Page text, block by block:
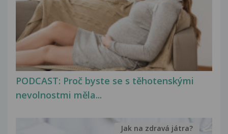
PODCAST: Proč byste se s těhotenskými
nevolnostmi měla...
Jak na zdravá játra?